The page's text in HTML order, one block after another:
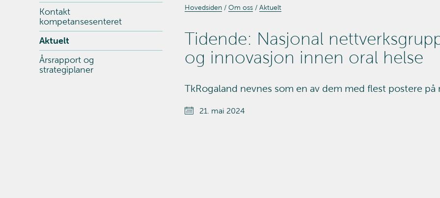
Kontakt
kompetansesenteret
Aktuelt
Årsrapport og
strategiplaner
Hovedsiden Om oss Aktuelt
Tidende: Nasjonal
og innovasjon innen oral helse
TkRogaland nevnes som en av dem med flest postere
21. mai 2024